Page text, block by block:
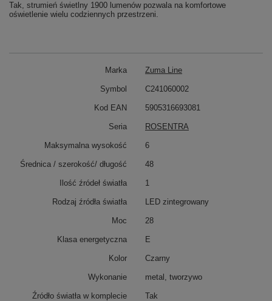
Tak, strumień świetlny 1900 lumenów pozwala na komfortowe
oświetlenie wielu codziennych przestrzeni.
Marka Zuma Line
Symbol C241060002
Kod EAN 5905316693081
Seria ROSENTRA
Maksymalna wysokość 6
Średnica / szerokość/ długość 48
Ilość źródeł światła 1
Rodzaj źródła światła LED zintegrowany
Moc 28
Klasa energetyczna E
Kolor Czarny
Wykonanie metal, tworzywo
Źródło światła w komplecie Tak